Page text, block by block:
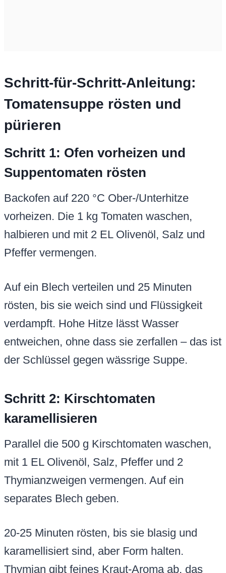
Schritt-für-Schritt-Anleitung:
Tomatensuppe rösten und
pürieren
Schritt 1: Ofen vorheizen und
Suppentomaten rösten
Backofen auf 220 °C Ober-/Unterhitze
vorheizen. Die 1 kg Tomaten waschen,
halbieren und mit 2 EL Olivenöl, Salz und
Pfeffer vermengen.
Auf ein Blech verteilen und 25 Minuten
rösten, bis sie weich sind und Flüssigkeit
verdampft. Hohe Hitze lässt Wasser
entweichen, ohne dass sie zerfallen – das ist
der Schlüssel gegen wässrige Suppe.
Schritt 2: Kirschtomaten
karamellisieren
Parallel die 500 g Kirschtomaten waschen,
mit 1 EL Olivenöl, Salz, Pfeffer und 2
Thymianzweigen vermengen. Auf ein
separates Blech geben.
20-25 Minuten rösten, bis sie blasig und
karamellisiert sind, aber Form halten.
Thymian gibt feines Kraut-Aroma ab, das